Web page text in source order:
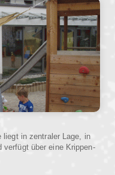
liegt in zentraler Lage, in
verfügt über eine Krippen-